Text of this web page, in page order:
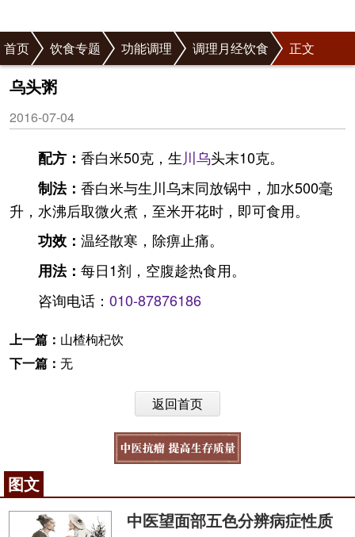
首页 饮食专题 功能调理 调理月经饮食 正文
乌头粥
2016-07-04
配方： 香白米50克，生川乌头末10克。
制法： 香白米与生川乌末同放锅中，加水500毫
升，水沸后取微火煮，至米开花时，即可食用。
功效： 温经散寒，除痹止痛。
用法： 每日1剂，空腹趁热食用。
咨询电话： 010-87876186
上一篇： 山楂枸杞饮
下一篇： 无
返回首页
图文
中医望面部五色分辨病症性质